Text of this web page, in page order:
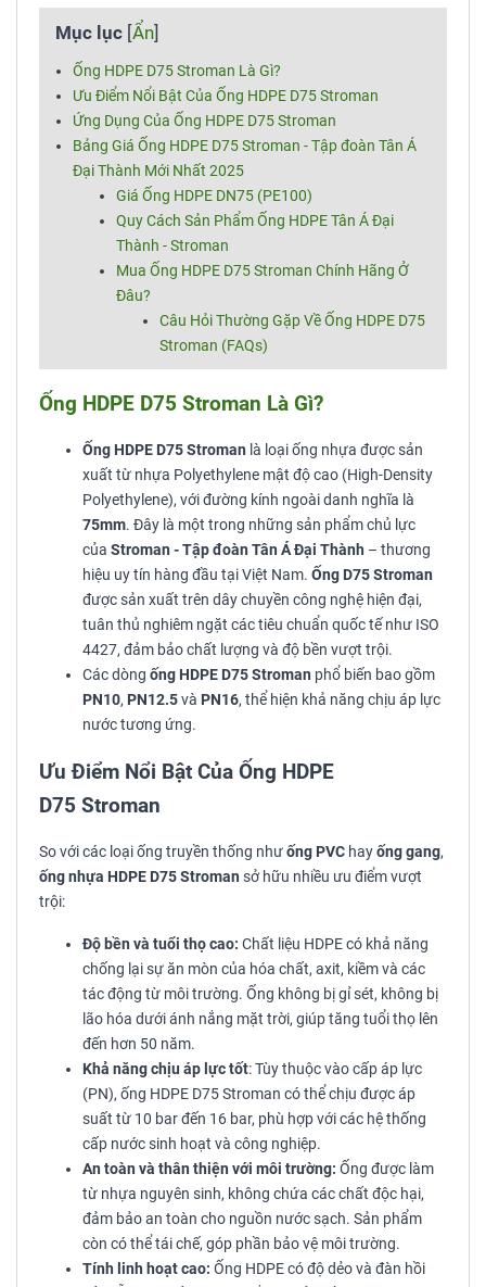
Mục lục [Ẩn]
Ống HDPE D75 Stroman Là Gì?
Ưu Điểm Nổi Bật Của Ống HDPE D75 Stroman
Ứng Dụng Của Ống HDPE D75 Stroman
Bảng Giá Ống HDPE D75 Stroman - Tập đoàn Tân Á
Đại Thành Mới Nhất 2025
Giá Ống HDPE DN75 (PE100)
Quy Cách Sản Phẩm Ống HDPE Tân Á Đại
Thành - Stroman
Mua Ống HDPE D75 Stroman Chính Hãng Ở
Đâu?
Câu Hỏi Thường Gặp Về Ống HDPE D75
Stroman (FAQs)
Ống HDPE D75 Stroman Là Gì?
Ống HDPE D75 Stroman là loại ống nhựa được sản
xuất từ nhựa Polyethylene mật độ cao (High-Density
Polyethylene), với đường kính ngoài danh nghĩa là
75mm. Đây là một trong những sản phẩm chủ lực
của Stroman - Tập đoàn Tân Á Đại Thành – thương
hiệu uy tín hàng đầu tại Việt Nam. Ống D75 Stroman
được sản xuất trên dây chuyền công nghệ hiện đại,
tuân thủ nghiêm ngặt các tiêu chuẩn quốc tế như ISO
4427, đảm bảo chất lượng và độ bền vượt trội.
Các dòng ống HDPE D75 Stroman phổ biến bao gồm
PN10, PN12.5và PN16, thể hiện khả năng chịu áp lực
nước tương ứng.
Ưu Điểm Nổi Bật Của Ống HDPE
D75 Stroman
So với các loại ống truyền thống nhưống PVC hayống gang,
ống nhựa HDPE D75 Stroman sở hữu nhiều ưu điểm vượt
trội:
Độ bền và tuổi thọ cao: Chất liệu HDPE có khả năng
chống lại sự ăn mòn của hóa chất, axit, kiềm và các
tác động từ môi trường. Ống không bị gỉ sét, không bị
lão hóa dưới ánh nắng mặt trời, giúp tăng tuổi thọ lên
đến hơn 50 năm.
Khả năng chịu áp lực tốt: Tùy thuộc vào cấp áp lực
(PN), ống HDPE D75 Stroman có thể chịu được áp
suất từ 10 bar đến 16 bar, phù hợp với các hệ thống
cấp nước sinh hoạt và công nghiệp.
An toàn và thân thiện với môi trường: Ống được làm
từ nhựa nguyên sinh, không chứa các chất độc hại,
đảm bảo an toàn cho nguồn nước sạch. Sản phẩm
còn có thể tái chế, góp phần bảo vệ môi trường.
Tính linh hoạt cao: Ống HDPE có độ dẻo và đàn hồi